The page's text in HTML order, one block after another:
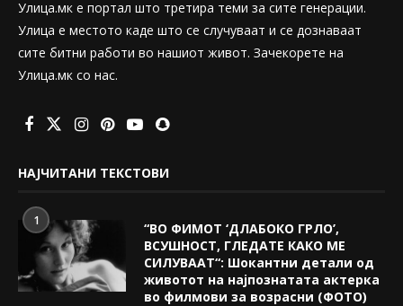
Улица.мк е портал што третира теми за сите генерации.
Улица е местото каде што се случуваат и се дознаваат
сите битни работи во нашиот живот. Зачекорете на
Улица.мк со нас.
НАЈЧИТАНИ ТЕКСТОВИ
1
“ВО ФИМОТ ‘ДЛАБОКО ГРЛО’,
ВСУШНОСТ, ГЛЕДАТЕ КАКО МЕ
СИЛУВААТ“: Шокантни детали од
животот на најпознатата актерка
во филмови за возрасни (ФОТО)